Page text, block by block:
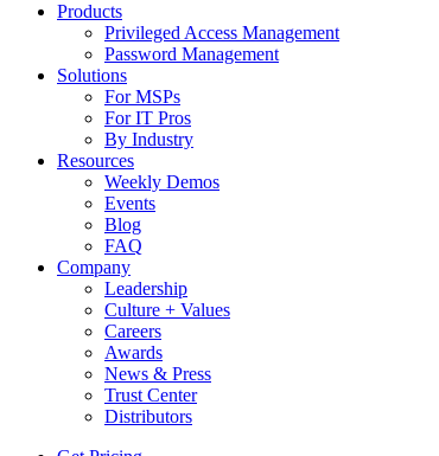
Products
Privileged Access Management
Password Management
Solutions
For MSPs
For IT Pros
By Industry
Resources
Weekly Demos
Events
Blog
FAQ
Company
Leadership
Culture + Values
Careers
Awards
News & Press
Trust Center
Distributors